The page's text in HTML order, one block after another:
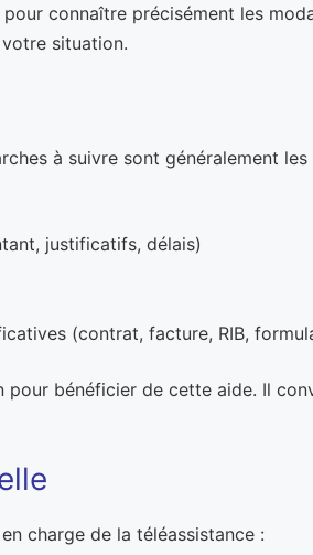
connaître précisément les
situation.
à suivre sont généralement les
justificatifs, délais)
(contrat, facture, RIB,
bénéficier de cette aide. Il
charge de la téléassistance :